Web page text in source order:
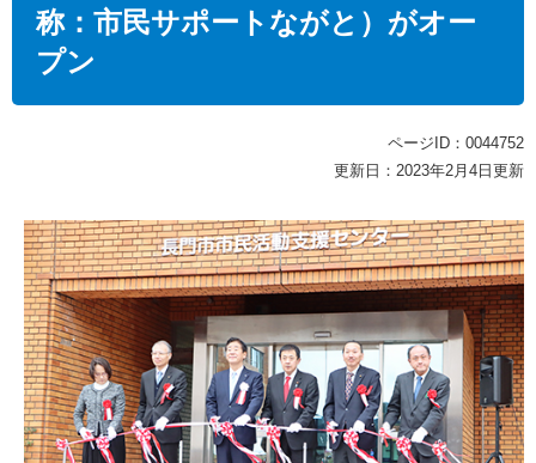
称：市民サポートながと）がオー
プン
ページID：0044752
更新日：2023年2月4日更新